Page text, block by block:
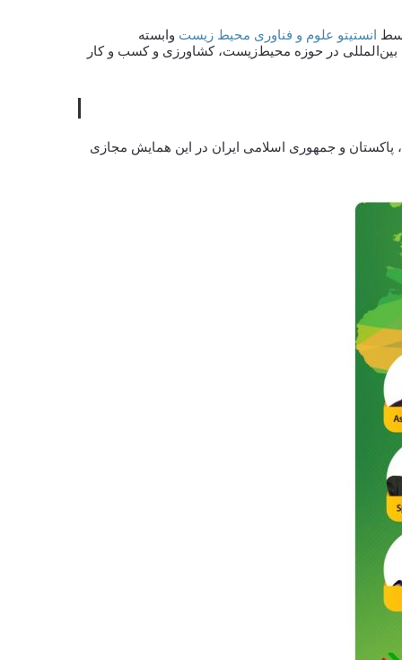
انستیتو علوم و فناوری محیط زیست وابسته
در حوزه محیط‌زیست، کشاورزی و کسب و کار
پاکستان و جمهوری اسلامی ایران در این همایش مجازی